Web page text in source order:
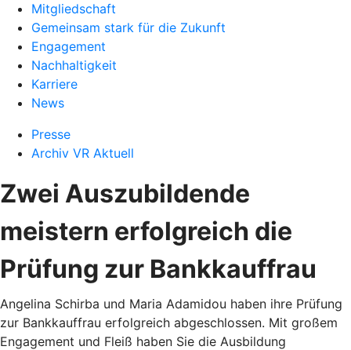
Mitgliedschaft
Gemeinsam stark für die Zukunft
Engagement
Nachhaltigkeit
Karriere
News
Presse
Archiv VR Aktuell
Zwei Auszubildende
meistern erfolgreich die
Prüfung zur Bankkauffrau
Angelina Schirba und Maria Adamidou haben ihre Prüfung
zur Bankkauffrau erfolgreich abgeschlossen. Mit großem
Engagement und Fleiß haben Sie die Ausbildung